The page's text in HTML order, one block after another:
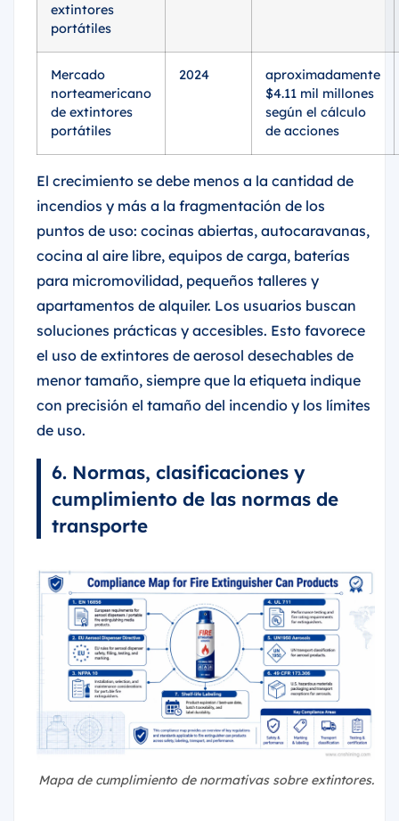
extintores
portátiles
Mercado
norteamericano
de extintores
portátiles
2024
aproximadamente
$4.11 mil millones
según el cálculo
de acciones
El crecimiento se debe menos a la cantidad de
incendios y más a la fragmentación de los
puntos de uso: cocinas abiertas, autocaravanas,
cocina al aire libre, equipos de carga, baterías
para micromovilidad, pequeños talleres y
apartamentos de alquiler. Los usuarios buscan
soluciones prácticas y accesibles. Esto favorece
el uso de extintores de aerosol desechables de
menor tamaño, siempre que la etiqueta indique
con precisión el tamaño del incendio y los límites
de uso.
6. Normas, clasificaciones y
cumplimiento de las normas de
transporte
Mapa de cumplimiento de normativas sobre extintores.